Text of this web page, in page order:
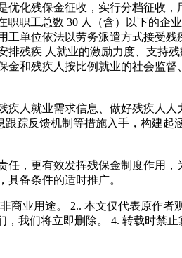
化残保金征收，实行分档征收
职工总数 30 人（含）以下的
单位依法以劳务派遣方式接受
残疾 人就业的激励力度、支持
和残疾人按比例就业的社会监
人就业需求信息、做好残疾人
踪反馈机制等措施入手，构建
，更有效发挥残保金制度作用
备条件的适时推广。
商业用途。 2.. 本文仅代表原作
我们将立即删除。 4. 转载时禁